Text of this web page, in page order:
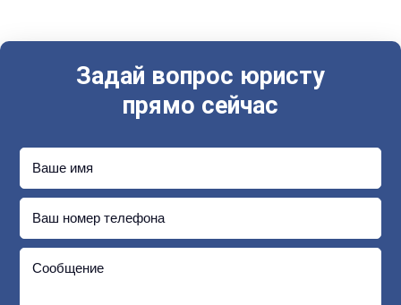
Задай вопрос юристу
прямо сейчас
Ваше имя
Ваш номер телефона
Сообщение